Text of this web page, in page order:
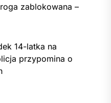
zablokowana –
14-latka na
przypomina o